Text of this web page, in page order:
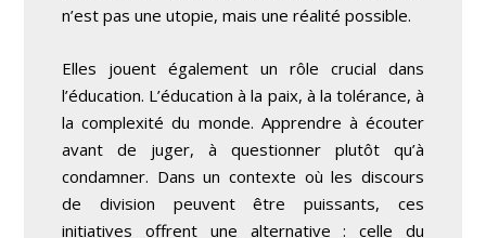
n’est pas une utopie, mais une réalité possible.
Elles jouent également un rôle crucial dans
l’éducation. L’éducation à la paix, à la tolérance, à
la complexité du monde. Apprendre à écouter
avant de juger, à questionner plutôt qu’à
condamner. Dans un contexte où les discours
de division peuvent être puissants, ces
initiatives offrent une alternative : celle du